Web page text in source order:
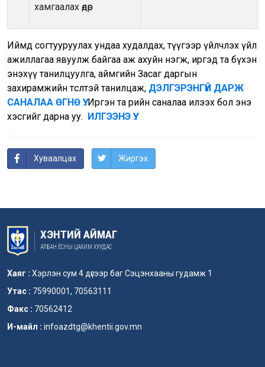
хамгаалах өдөр
Иймд согтууруулах ундаа худалдах, түүгээр үйлчлэх үйл
ажиллагаа явуулж байгаа аж ахуйн нэгж, иргэд та бүхэн
энэхүү танилцуулга, аймгийн Засаг даргын
захирамжийн төсөлтэй танилцаж, ДЭЛГЭРЭНГҮЙ ДАРЖ
САНАЛАА ӨГНӨ ҮҮ. Иргэн та өөрийн саналаа илээх бол энэ
хэсгийг дарна уу. ИЛГЭЭНЭ ҮҮ.
Хуваалцах Жиргэх
ХЭНТИЙ АЙМАГ
АЛБАН ЁСНЫ ЦАХИМ ХУУДАС
Хаяг : Хэрлэн сум 4 дүгээр баг Сэцэнхааны гудамж 1
Утас : 75990001, 70563111
Факс : 70562412
И-майл : infoazdtg@khentii.gov.mn